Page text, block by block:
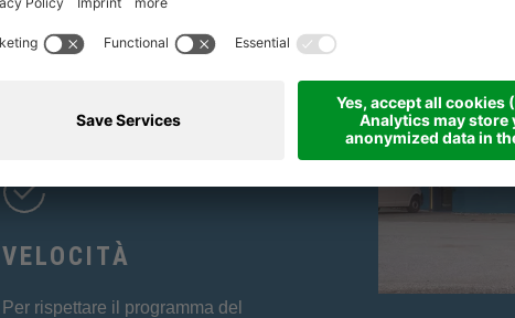
semplice ed economica è la nostra
VELOCITÀ
Per rispettare il programma del